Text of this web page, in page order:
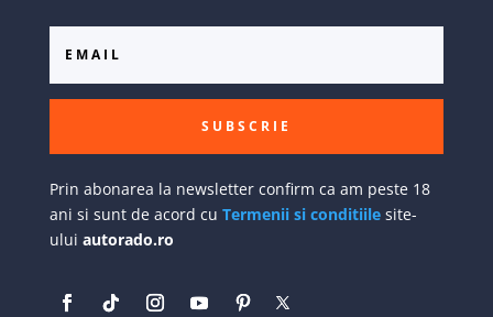
SUBSCRIE
Prin abonarea la newsletter confirm ca am peste 18
ani si sunt de acord cu Termenii si conditiilesite-
ului autorado.ro